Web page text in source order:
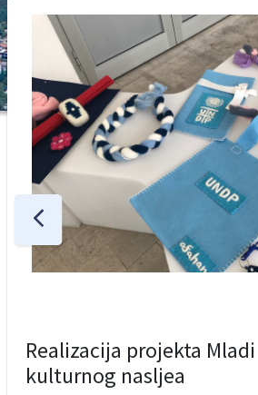
Realizacija projekta
kulturnog nasljea